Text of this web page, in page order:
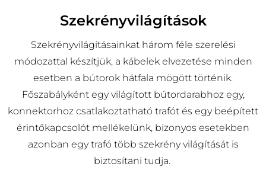
Szekrényvilágítások
Szekrényvilágításainkat három féle szerelési
módozattal készítjük, a kábelek elvezetése minden
esetben a bútorok hátfala mögött történik.
Főszabályként egy világított bútordarabhoz egy,
konnektorhoz csatlakoztatható trafót és egy beépített
érintőkapcsolót mellékelünk, bizonyos esetekben
azonban egy trafó több szekrény világítását is
biztosítani tudja.